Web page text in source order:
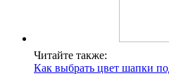
Читайте также:
Как выбрать цвет шапки